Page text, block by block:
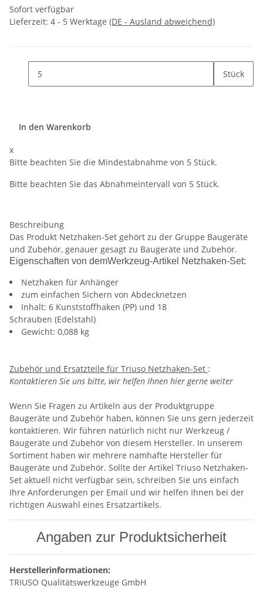
Sofort verfügbar
Lieferzeit: 4 - 5 Werktage (DE - Ausland abweichend)
Stück
In den Warenkorb
x
Bitte beachten Sie die Mindestabnahme von 5 Stück.
Bitte beachten Sie das Abnahmeintervall von 5 Stück.
Beschreibung
Das Produkt Netzhaken-Set gehört zu der Gruppe Baugeräte
und Zubehör, genauer gesagt zu Baugeräte und Zubehör.
Eigenschaften von demWerkzeug-Artikel Netzhaken-Set:
Netzhaken für Anhänger
zum einfachen Sichern von Abdecknetzen
Inhalt: 6 Kunststoffhaken (PP) und 18
Schrauben (Edelstahl)
Gewicht: 0,088 kg
Zubehör und Ersatzteile für Triuso Netzhaken-Set :
Kontaktieren Sie uns bitte, wir helfen Ihnen hier gerne weiter
Wenn Sie Fragen zu Artikeln aus der Produktgruppe
Baugeräte und Zubehör haben, können Sie uns gern jederzeit
kontaktieren. Wir führen natürlich nicht nur Werkzeug /
Baugeräte und Zubehör von diesem Hersteller. In unserem
Sortiment haben wir mehrere namhafte Hersteller für
Baugeräte und Zubehör. Sollte der Artikel Triuso Netzhaken-
Set aktuell nicht verfügbar sein, schreiben Sie uns einfach
Ihre Anforderungen per Email und wir helfen Ihnen bei der
richtigen Auswahl eines Ersatzartikels.
Angaben zur Produktsicherheit
Herstellerinformationen:
TRIUSO Qualitätswerkzeuge GmbH